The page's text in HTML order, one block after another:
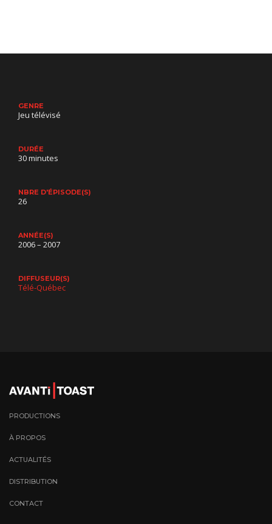
GENRE
Jeu télévisé
DURÉE
30 minutes
NBRE D'ÉPISODE(S)
26
ANNÉE(S)
2006 – 2007
DIFFUSEUR(S)
Télé-Québec
PRODUCTIONS
À PROPOS
ACTUALITÉS
DISTRIBUTION
CONTACT